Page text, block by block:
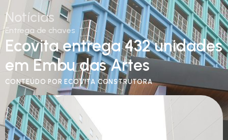
Notícias
Entrega de chaves
Ecovita entrega 432 unidades
em Embu das Artes
CONTEÚDO POR ECOVITA CONSTRUTORA